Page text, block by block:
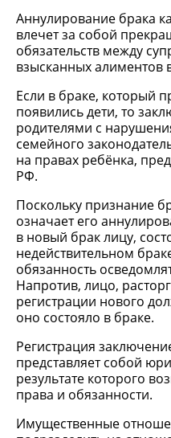
Аннулирование брака
влечет за собой
обязательств между
взысканных
Если в браке, который
появились дети, то
родителями с
семейного
на правах ребёнка,
РФ.
Поскольку признание
означает его
в новый брак лицу,
недействительном
обязанность
Напротив, лицо,
регистрации нового
оно состояло в браке.
Регистрация
представляет собой
результате которого
права и обязанности.
Имущественные